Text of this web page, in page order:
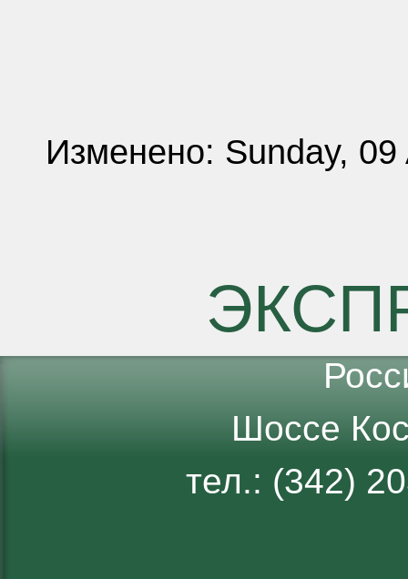
Изменено: Sunday,
Шоссе
тел.: (342)